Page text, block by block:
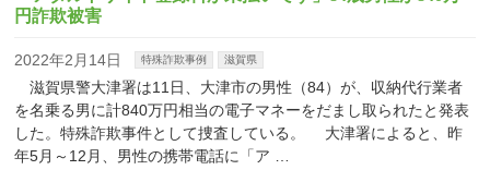
円詐欺被害
2022年2月14日 特殊詐欺事例 滋賀県
滋賀県警大津署は11日、大津市の男性（84）が、収納代行業者
を名乗る男に計840万円相当の電子マネーをだまし取られたと発表
した。特殊詐欺事件として捜査している。 大津署によると、昨
年5月～12月、男性の携帯電話に「ア …